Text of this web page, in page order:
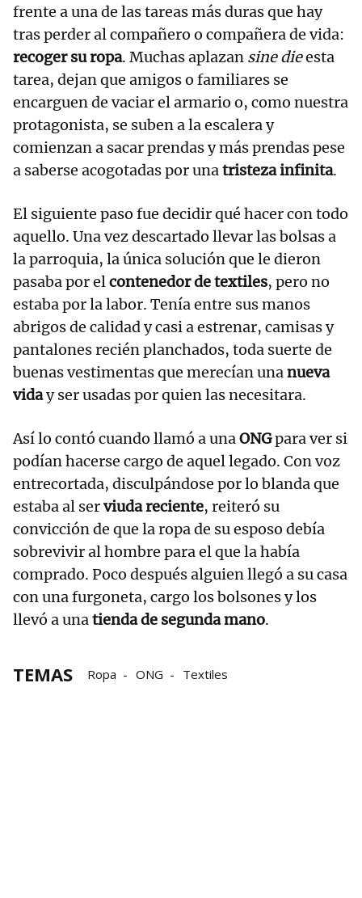
frente a una de las tareas más duras que hay
tras perder al compañero o compañera de vida:
recoger su ropa. Muchas aplazan sine dieesta
tarea, dejan que amigos o familiares se
encarguen de vaciar el armario o, como nuestra
protagonista, se suben a la escalera y
comienzan a sacar prendas y más prendas pese
a saberse acogotadas por unatristeza infinita.
El siguiente paso fue decidir qué hacer con todo
aquello. Una vez descartado llevar las bolsas a
la parroquia, la única solución que le dieron
pasaba por elcontenedor de textiles, pero no
estaba por la labor. Tenía entre sus manos
abrigos de calidad y casi a estrenar, camisas y
pantalones recién planchados, toda suerte de
buenas vestimentas que merecían unanueva
viday ser usadas por quien las necesitara.
Así lo contó cuando llamó a unaONGpara ver si
podían hacerse cargo de aquel legado. Con voz
entrecortada, disculpándose por lo blanda que
estaba al serviuda reciente, reiteró su
convicción de que la ropa de su esposo debía
sobrevivir al hombre para el que la había
comprado. Poco después alguien llegó a su casa
con una furgoneta, cargo los bolsones y los
llevó a unatienda de segunda mano.
TEMAS Ropa ONG Textiles